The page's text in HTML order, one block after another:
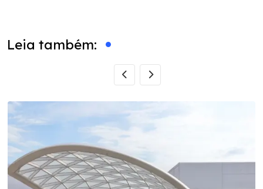
Leia também: